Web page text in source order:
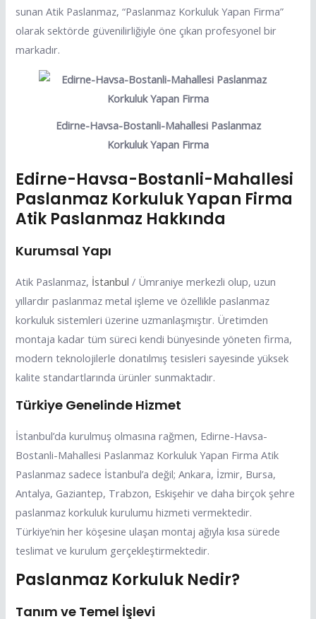
sunan Atik Paslanmaz, “Paslanmaz Korkuluk Yapan Firma”
olarak sektörde güvenilirliğiyle öne çıkan profesyonel bir
markadır.
Edirne-Havsa-Bostanli-Mahallesi Paslanmaz
Korkuluk Yapan Firma
Edirne-Havsa-Bostanli-Mahallesi
Paslanmaz Korkuluk Yapan Firma
Atik Paslanmaz Hakkında
Kurumsal Yapı
Atik Paslanmaz, İstanbul / Ümraniye merkezli olup, uzun
yıllardır paslanmaz metal işleme ve özellikle paslanmaz
korkuluk sistemleri üzerine uzmanlaşmıştır. Üretimden
montaja kadar tüm süreci kendi bünyesinde yöneten firma,
modern teknolojilerle donatılmış tesisleri sayesinde yüksek
kalite standartlarında ürünler sunmaktadır.
Türkiye Genelinde Hizmet
İstanbul’da kurulmuş olmasına rağmen, Edirne-Havsa-
Bostanli-Mahallesi Paslanmaz Korkuluk Yapan Firma Atik
Paslanmaz sadece İstanbul’a değil; Ankara, İzmir, Bursa,
Antalya, Gaziantep, Trabzon, Eskişehir ve daha birçok şehre
paslanmaz korkuluk kurulumu hizmeti vermektedir.
Türkiye’nin her köşesine ulaşan montaj ağıyla kısa sürede
teslimat ve kurulum gerçekleştirmektedir.
Paslanmaz Korkuluk Nedir?
Tanım ve Temel İşlevi